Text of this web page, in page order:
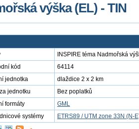
výška (EL) - TIN
INSPIRE téma Nadmořská
kód
64114
jednotka
dlaždice 2 x 2 km
jednotku
Bez poplatků
formáty
GML
systémy
ETRS89 / UTM zone 33N (N-